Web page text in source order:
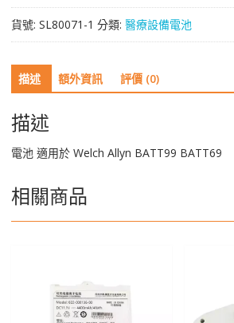
Welch
Allyn
BATT99
BATT69
數
量
貨號: SL80071-1 分類: 醫療設備電池
描述 額外資訊 評價 (0)
描述
電池 適用於 Welch Allyn BATT99 BATT69
相關商品